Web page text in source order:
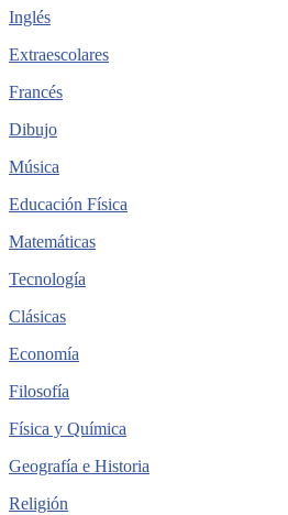
Inglés
Extraescolares
Francés
Dibujo
Música
Educación Física
Matemáticas
Tecnología
Clásicas
Economía
Filosofía
Física y Química
Geografía e Historia
Religión